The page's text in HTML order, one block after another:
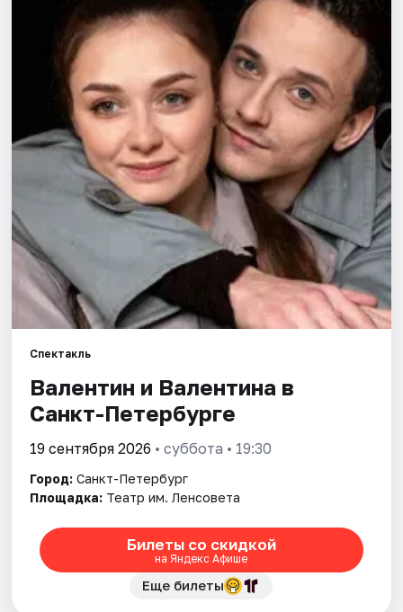
Города
Площадки
Артисты
Рейтинги
Спектакль
Валентин и Валентина в
Санкт-Петербурге
19 сентября 2026 • суббота • 19:30
Город: Санкт-Петербург
Площадка: Театр им. Ленсовета
Билеты со скидкой
на Яндекс Афише
Еще билеты